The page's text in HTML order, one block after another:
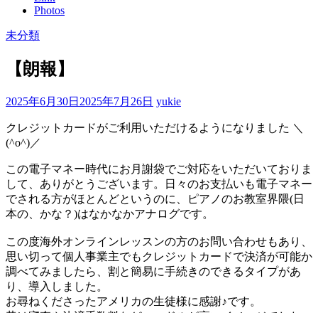
Photos
未分類
【朗報】
2025年6月30日 2025年7月26日 yukie
クレジットカードがご利用いただけるようになりました ＼
(^o^)／
この電子マネー時代にお月謝袋でご対応をいただいておりま
して、ありがとうございます。日々のお支払いも電子マネー
でされる方がほとんどというのに、ピアノのお教室界隈(日
本の、かな？)はなかなかアナログです。
この度海外オンラインレッスンの方のお問い合わせもあり、
思い切って個人事業主でもクレジットカードで決済が可能か
調べてみましたら、割と簡易に手続きのできるタイプがあ
り、導入しました。
お尋ねくださったアメリカの生徒様に感謝♪です。